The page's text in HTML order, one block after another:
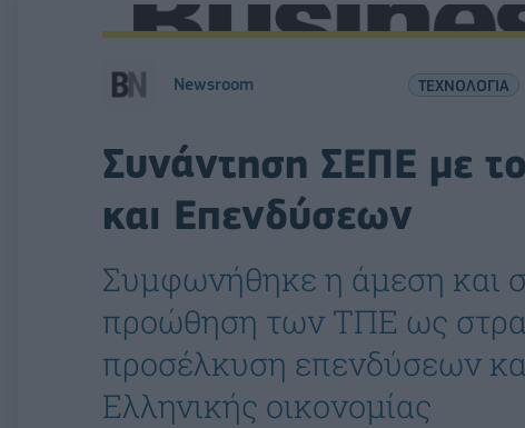
Newsroom ΤΕΧΝΟΛΟΓΙΑ
Συνάντηση ΣΕΠΕ με
και Επενδύσεων
Συμφωνήθηκε η άμεση και
προώθηση των ΤΠΕ ως
προσέλκυση επενδύσεων
Ελληνικής οικονομίας